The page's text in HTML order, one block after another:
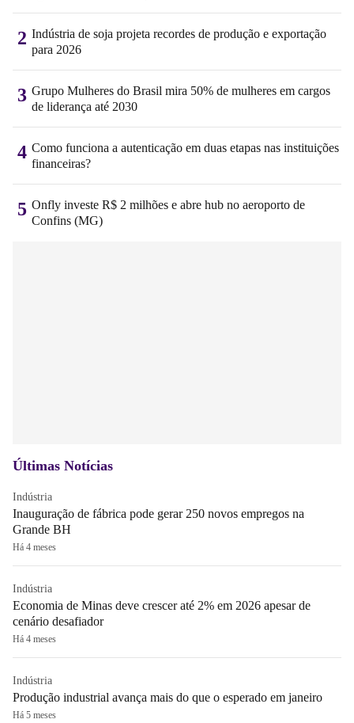
2 Indústria de soja projeta recordes de produção e exportação
para 2026
3 Grupo Mulheres do Brasil mira 50% de mulheres em cargos
de liderança até 2030
4 Como funciona a autenticação em duas etapas nas instituições
financeiras?
5 Onfly investe R$ 2 milhões e abre hub no aeroporto de
Confins (MG)
Últimas Notícias
Indústria
Inauguração de fábrica pode gerar 250 novos empregos na
Grande BH
Há 4 meses
Indústria
Economia de Minas deve crescer até 2% em 2026 apesar de
cenário desafiador
Há 4 meses
Indústria
Produção industrial avança mais do que o esperado em janeiro
Há 5 meses